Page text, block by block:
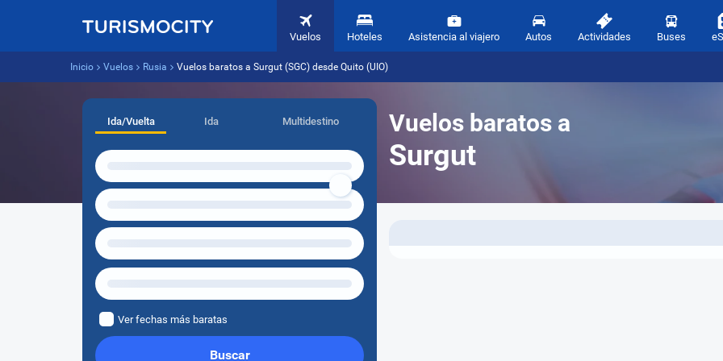
Vuelos Hoteles Asistencia al viajero Autos Actividades Buses
Inicio Vuelos Rusia Vuelos baratos a Surgut (SGC) desde Quito (UIO)
Vuelos baratos a
Surgut
Ida/Vuelta Ida Multidestino
Ver fechas más baratas
Buscar